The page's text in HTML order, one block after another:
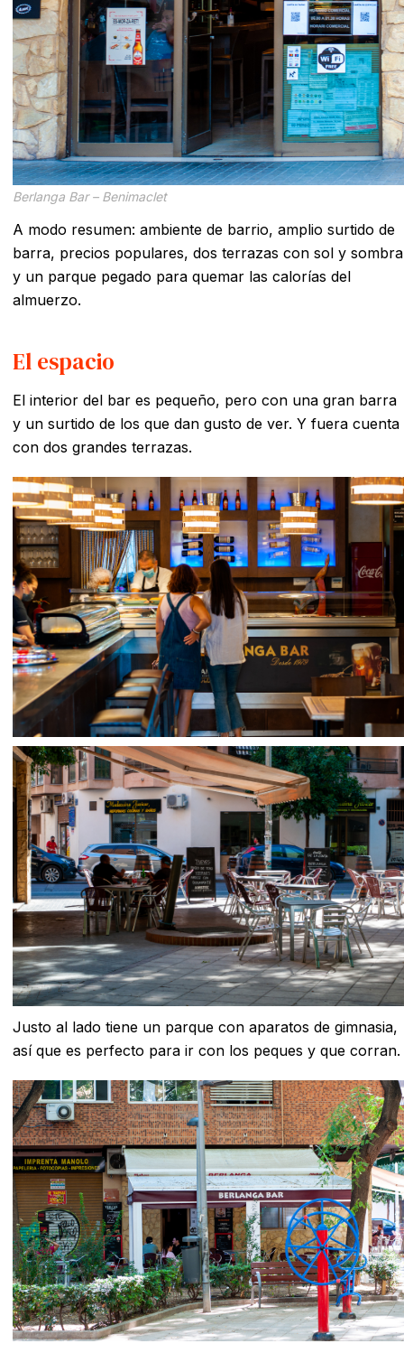
Berlanga Bar – Benimaclet
A modo resumen: ambiente de barrio, amplio surtido de
barra, precios populares, dos terrazas con sol y sombra
y un parque pegado para quemar las calorías del
almuerzo.
El espacio
El interior del bar es pequeño, pero con una gran barra
y un surtido de los que dan gusto de ver. Y fuera cuenta
con dos grandes terrazas.
Justo al lado tiene un parque con aparatos de gimnasia,
así que es perfecto para ir con los peques y que corran.